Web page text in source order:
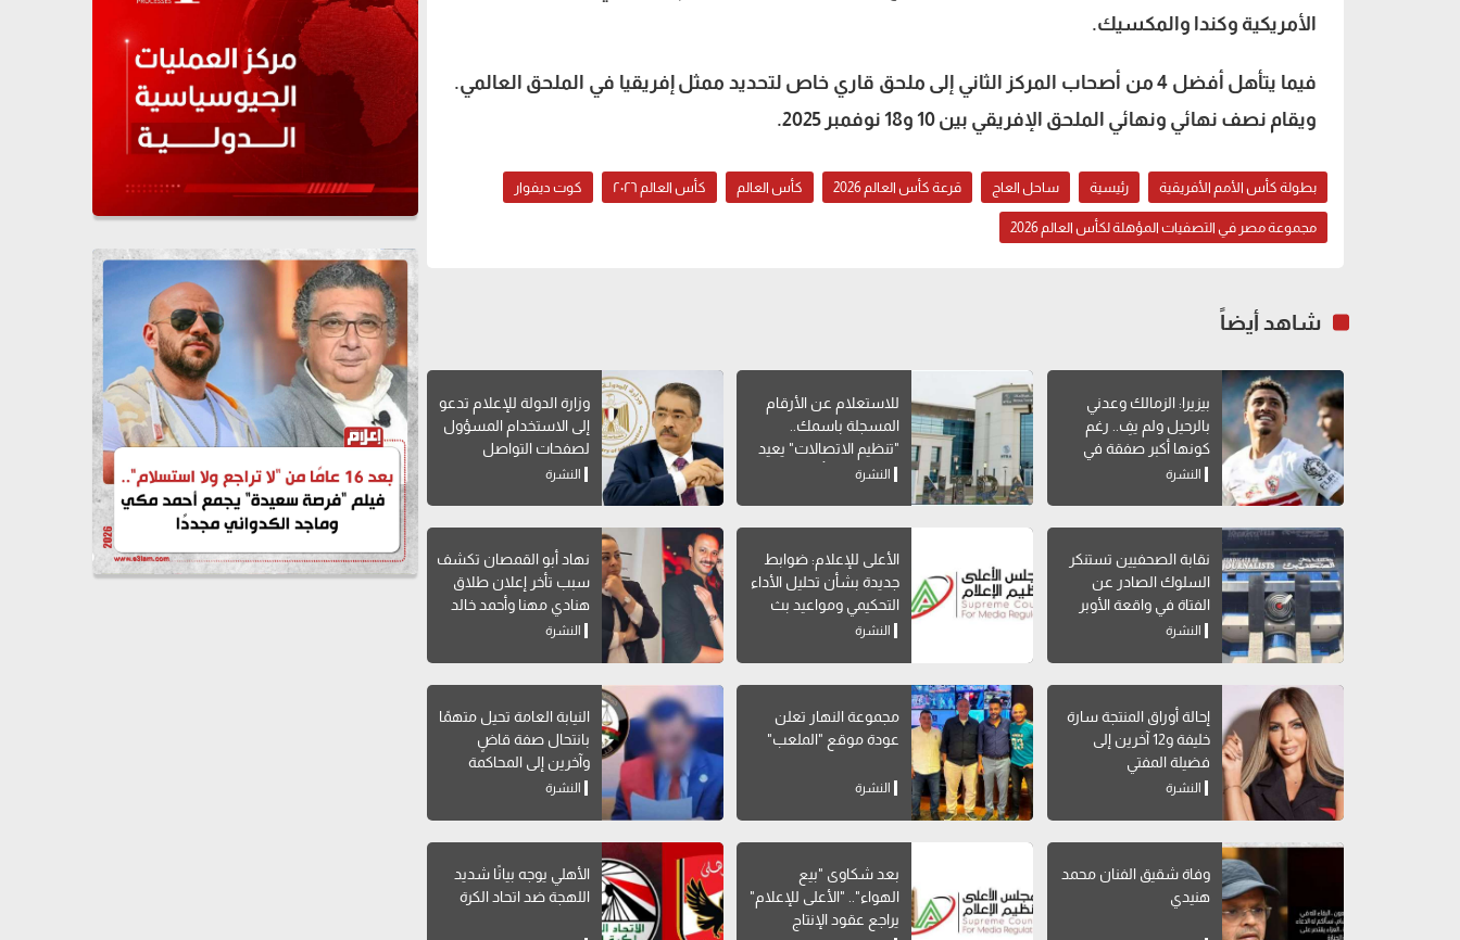
الأمريكية وكندا والمكسيك.
فيما يتأهل أفضل 4 من أصحاب المركز الثاني إلى ملحق قاري خاص لتحديد ممثل إفريقيا في الملحق العالمي.
ويقام نصف نهائي ونهائي الملحق الإفريقي بين 10 و18 نوفمبر 2025.
بطولة كأس الأمم الأفريقية رئيسية ساحل العاج قرعة كأس العالم 2026 كأس العالم كأس العالم ٢٠٢٦ كوت ديفوار
مجموعة مصر في التصفيات المؤهلة لكأس العالم 2026
شاهد أيضاً
بيزيرا: الزمالك وعدني
بالرحيل ولم يفِ.. رغم
كونها أكبر صفقة في
تاريخه
النشرة
للاستعلام عن الأرقام
المسجلة باسمك..
"تنظيم الاتصالات" يعيد
إتاحة خدمة "أرقامي" عبر
النشرة
وزارة الدولة للإعلام تدعو
إلى الاستخدام المسؤول
لصفحات التواصل
الاجتماعي
النشرة
نقابة الصحفيين تستنكر
السلوك الصادر عن
الفتاة في واقعة الأوبر
النشرة
الأعلى للإعلام: ضوابط
جديدة بشأن تحليل الأداء
التحكيمي ومواعيد بث
البرامج الرياضية
النشرة
نهاد أبو القمصان تكشف
سبب تأخر إعلان طلاق
هنادي مهنا وأحمد خالد
صالحالنشرة
إحالة أوراق المنتجة سارة
خليفة و12 آخرين إلى
فضيلة المفتي
النشرة
مجموعة النهار تعلن
عودة موقع "الملعب"
النشرة
النيابة العامة تحيل متهمًا
بانتحال صفة قاضٍ
وآخرين إلى المحاكمة
النشرة
وفاة شقيق الفنان محمد
هنيدي
بعد شكاوى "بيع
الهواء".. "الأعلى للإعلام"
يراجع عقود الإنتاج
الأهلي يوجه بيانًا شديد
اللهجة ضد اتحاد الكرة